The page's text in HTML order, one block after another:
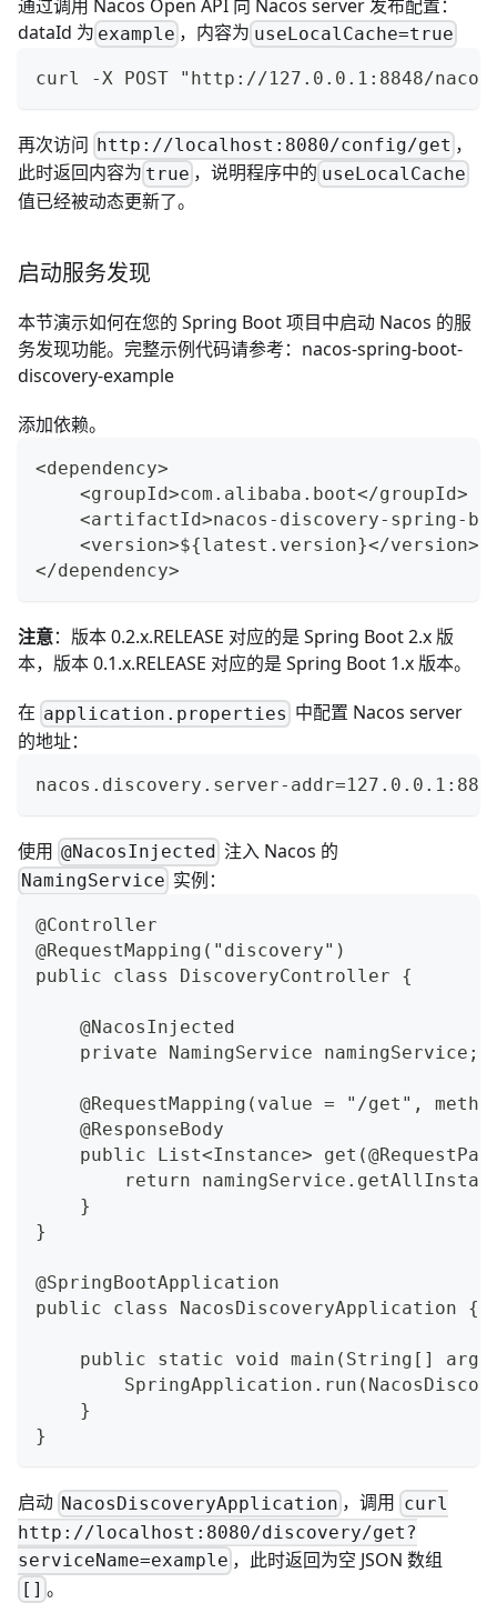
通过调用 Nacos Open API 向 Nacos server 发布配置：
dataId 为 example ，内容为 useLocalCache=true
curl -X POST "http://127.0.0.1:8848/nacos/
再次访问 http://localhost:8080/config/get ，
此时返回内容为 true ，说明程序中的 useLocalCache
值已经被动态更新了。
启动服务发现
本节演示如何在您的 Spring Boot 项目中启动 Nacos 的服
务发现功能。完整示例代码请参考： nacos-spring-boot-
discovery-example
添加依赖。
<dependency>
    <groupId>com.alibaba.boot</groupId>
<artifactId>nacos-discovery-spring-
    <version>${latest.version}</version>
</dependency>
注意：版本0.2.x.RELEASE 对应的是 Spring Boot 2.x 版
本，版本0.1.x.RELEASE 对应的是 Spring Boot 1.x 版本。
在 application.properties 中配置 Nacos server
的地址：
nacos.discovery.server-
使用 @NacosInjected 注入 Nacos 的
NamingService 实例：
@Controller
@RequestMapping("discovery")
public class DiscoveryController {
    @NacosInjected
    private NamingService namingService;
@RequestMapping(value = "/get",
    @ResponseBody
public List<Instance>
return
    }
}
@SpringBootApplication
public class NacosDiscoveryApplication {
public static void main(String[]
    }
}
启动 NacosDiscoveryApplication ，调用 curl
http://localhost:8080/discovery/get?
serviceName=example ，此时返回为空 JSON 数组
[] 。